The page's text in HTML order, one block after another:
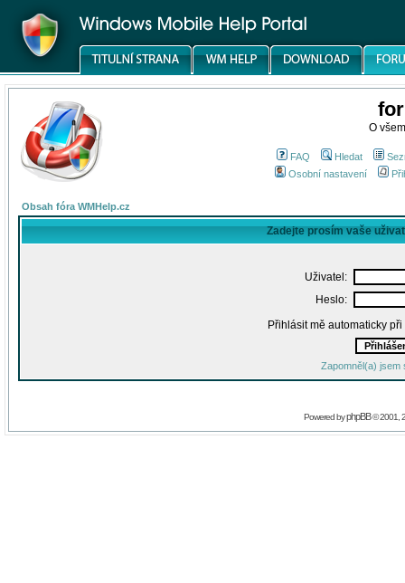
O
FAQ Hledat
Osobní nastavení
Obsah fóra WMHelp.cz
Zadejte prosím vaše
Uživatel:
Heslo:
Přihlásit mě automaticky
Zapomněl(a) jsem
Powered byphpBB© 2001,